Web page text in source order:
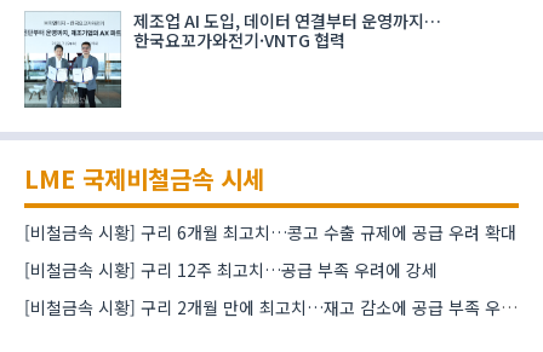
제조업 AI 도입, 데이터 연결부터 운영까지…
한국요꼬가와전기·VNTG 협력
LME 국제비철금속 시세
[비철금속 시황] 구리 6개월 최고치…콩고 수출 규제에 공급 우려 확대
[비철금속 시황] 구리 12주 최고치…공급 부족 우려에 강세
[비철금속 시황] 구리 2개월 만에 최고치…재고 감소에 공급 부족 우려 확대